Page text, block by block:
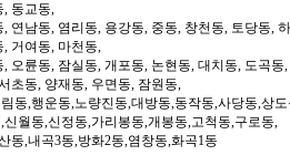
, 동교동,
연남동, 염리동, 용강동, 중동, 창천동, 토당동,
거여동, 마천동,
오륜동, 잠실동, 개포동, 논현동, 대치동, 도곡
초동, 양재동, 우면동, 잠원동,
동,행운동,노량진동,대방동,동작동,사당동,상
월동,신정동,가리봉동,개봉동,고척동,구로동,
동,내곡3동,방화2동,염창동,화곡1동